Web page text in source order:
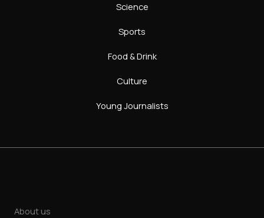
Science
Sports
Food & Drink
Culture
Young Journalists
About us